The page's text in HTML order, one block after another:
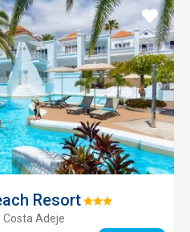
ResortHodnotenie:
Costa Adeje
Pridať
do